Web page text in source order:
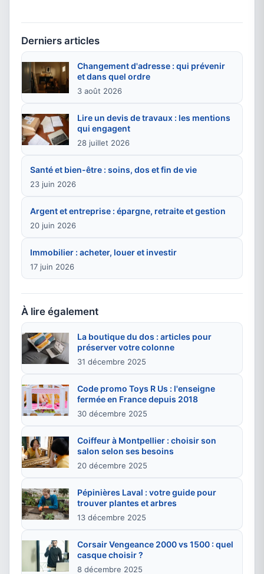
Derniers articles
Changement d'adresse : qui prévenir
et dans quel ordre
3 août 2026
Lire un devis de travaux : les mentions
qui engagent
28 juillet 2026
Santé et bien-être : soins, dos et fin de vie
23 juin 2026
Argent et entreprise : épargne, retraite et gestion
20 juin 2026
Immobilier : acheter, louer et investir
17 juin 2026
À lire également
La boutique du dos : articles pour
préserver votre colonne
31 décembre 2025
Code promo Toys R Us : l'enseigne
fermée en France depuis 2018
30 décembre 2025
Coiffeur à Montpellier : choisir son
salon selon ses besoins
20 décembre 2025
Pépinières Laval : votre guide pour
trouver plantes et arbres
13 décembre 2025
Corsair Vengeance 2000 vs 1500 : quel
casque choisir ?
8 décembre 2025